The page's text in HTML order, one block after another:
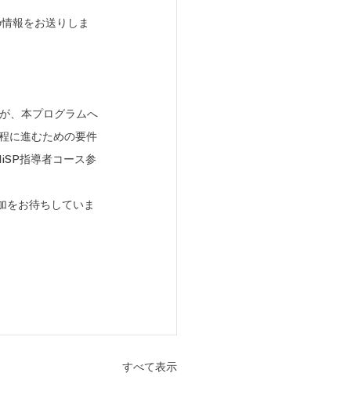
報をお送りしま
、本プログラムへ
に進むための要件
指導者コース​参
をお待ちしていま
すべて表示